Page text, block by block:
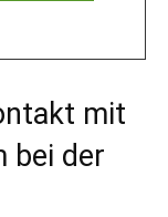
mit
bei der